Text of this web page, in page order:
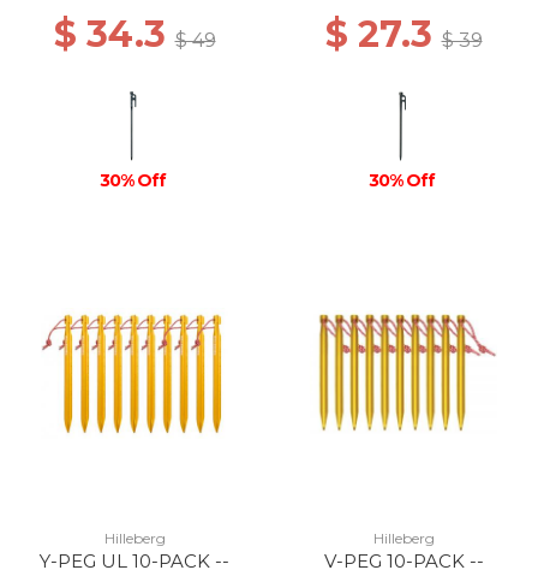
$ 34.3$ 49
30% Off
$ 27.3$ 39
30% Off
Hilleberg
Y-PEG UL 10-PACK --
Hilleberg
V-PEG 10-PACK --